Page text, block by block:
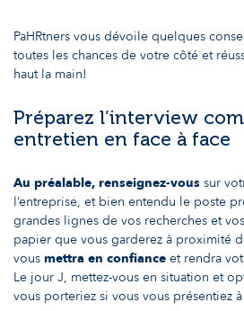
PaHRtners vous dévoile quelques
toutes les chances de votre côté et
haut la main!
Préparez l’interview
entretien en face à face
Au préalable, renseignez-vous sur
l’entreprise, et bien entendu le poste
grandes lignes de vos recherches et
papier que vous garderez à proximité
vous mettra en confiance et rendra
Le jour J, mettez-vous en situation et
vous porteriez si vous vous présentiez